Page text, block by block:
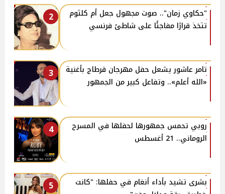
2
"حكاوي زمان".. صوت مجهول جعل أم كلثوم
تتخذ قرارًا مفاجئًا على شاطئ فرنسي
3
تامر عاشور يشعل حفل مهرجان قرطاج بأغنية
«الله أعلم».. وتفاعل كبير من الجمهور
4
روبي تحمس جمهورها لحفلها في المسرح
الروماني.. 21 أغسطس
5
بشرى تشيد بأداء أنغام في حفلها: "كانت